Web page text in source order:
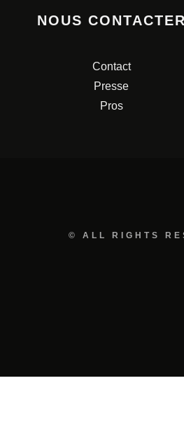
NOUS CONTACTER
Contact
Presse
Pros
© ALL RIGHTS